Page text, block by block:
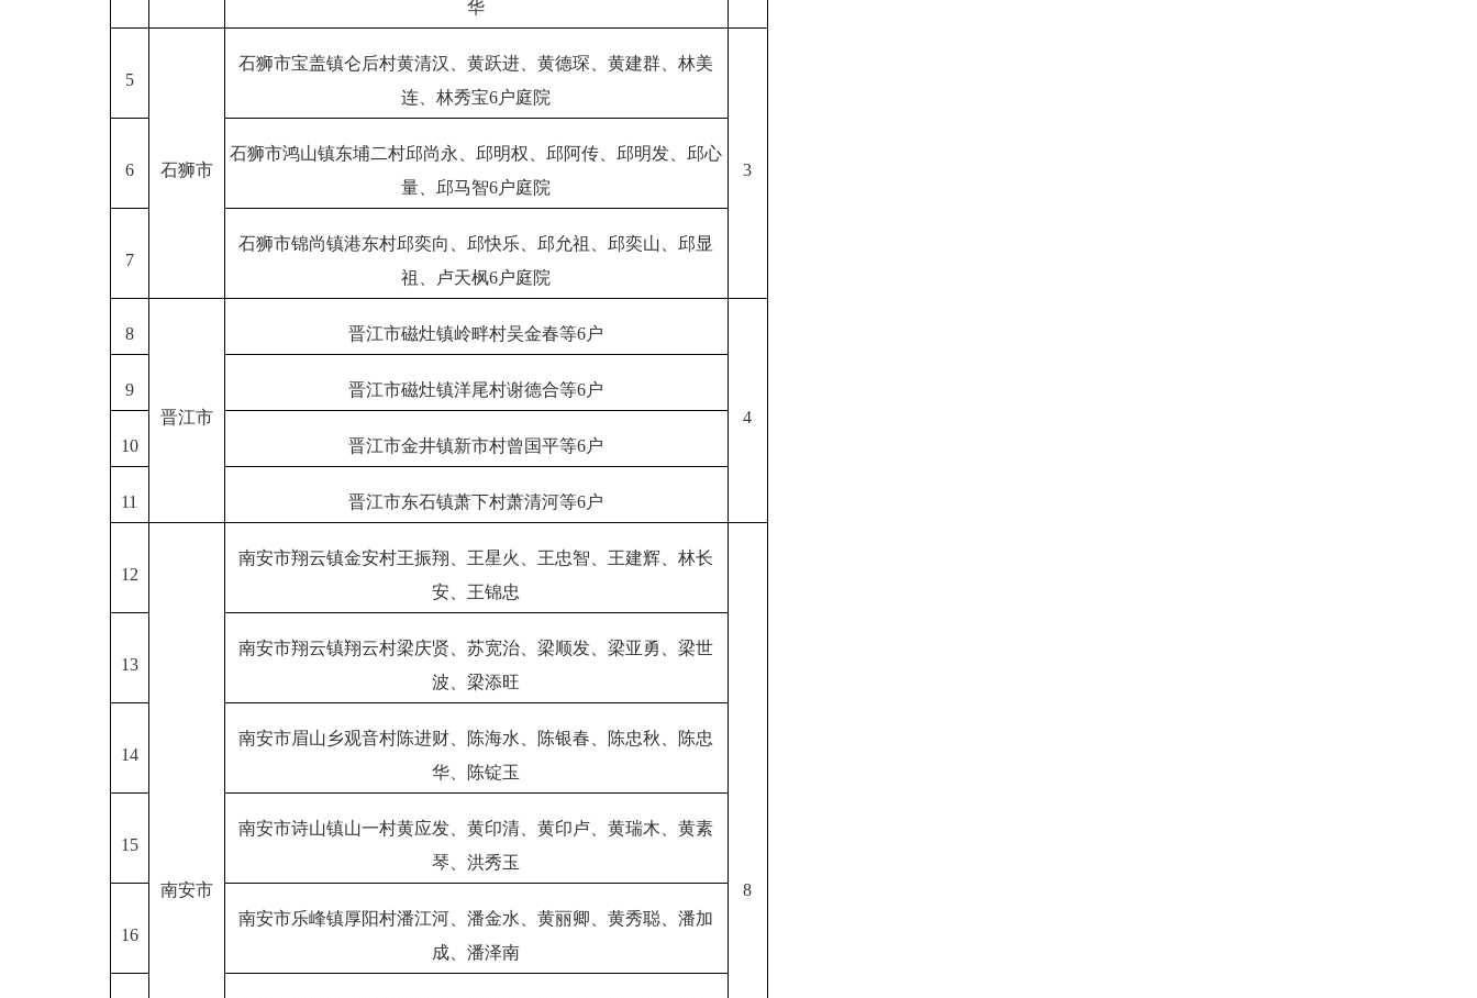
华
5
石狮市
石狮市宝盖镇仑后村黄清汉、黄跃进、黄德琛、黄建群、林美
连、林秀宝6户庭院
3
6
石狮市鸿山镇东埔二村邱尚永、邱明权、邱阿传、邱明发、邱心
量、邱马智6户庭院
7
石狮市锦尚镇港东村邱奕向、邱快乐、邱允祖、邱奕山、邱显
祖、卢天枫6户庭院
8
晋江市
晋江市磁灶镇岭畔村吴金春等6户
4
9 晋江市磁灶镇洋尾村谢德合等6户
10 晋江市金井镇新市村曾国平等6户
11 晋江市东石镇萧下村萧清河等6户
12
南安市
南安市翔云镇金安村王振翔、王星火、王忠智、王建辉、林长
安、王锦忠
8
13
南安市翔云镇翔云村梁庆贤、苏宽治、梁顺发、梁亚勇、梁世
波、梁添旺
14
南安市眉山乡观音村陈进财、陈海水、陈银春、陈忠秋、陈忠
华、陈锭玉
15
南安市诗山镇山一村黄应发、黄印清、黄印卢、黄瑞木、黄素
琴、洪秀玉
16
南安市乐峰镇厚阳村潘江河、潘金水、黄丽卿、黄秀聪、潘加
成、潘泽南